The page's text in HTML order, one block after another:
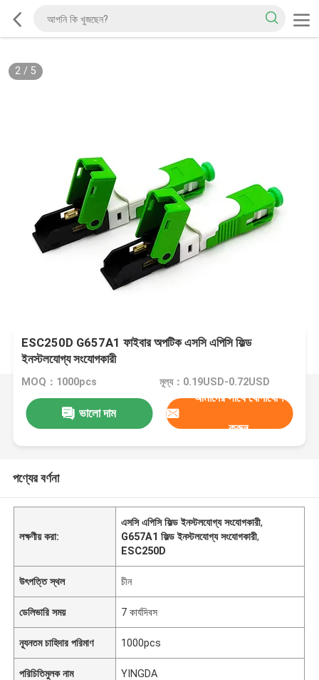
2/ 5
ESC250D G657A1 ফাইবার অপটিক এসসি এপিসি ফিল্ড
ইনস্টলযোগ্য সংযোগকারী
MOQ：1000pcs মূল্য：0.19USD-0.72USD
ভালো দাম
আমাদের সাথে যোগাযোগ
করুন
পণ্যের বর্ণনা
লক্ষণীয় করা:
এসসি এপিসি ফিল্ড ইনস্টলযোগ্য সংযোগকারী,
G657A1 ফিল্ড ইনস্টলযোগ্য সংযোগকারী,
ESC250D
উৎপত্তি স্থল চীন
ডেলিভারি সময় 7 কার্যদিবস
ন্যূনতম চাহিদার পরিমাণ 1000pcs
পরিচিতিমুলক নাম YINGDA